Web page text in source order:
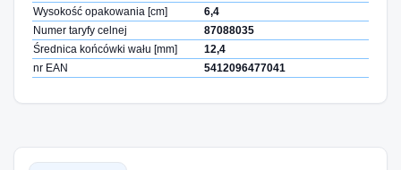
Wysokość opakowania [cm]
6,4
Numer taryfy celnej
87088035
Średnica końcówki wału [mm]
12,4
nr EAN
5412096477041